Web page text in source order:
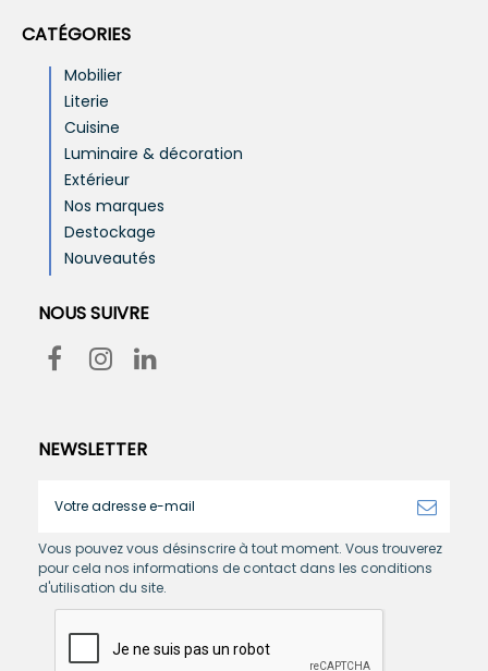
CATÉGORIES
Mobilier
Literie
Cuisine
Luminaire & décoration
Extérieur
Nos marques
Destockage
Nouveautés
NOUS SUIVRE
NEWSLETTER
Vous pouvez vous désinscrire à tout moment. Vous trouverez
pour cela nos informations de contact dans les conditions
d'utilisation du site.